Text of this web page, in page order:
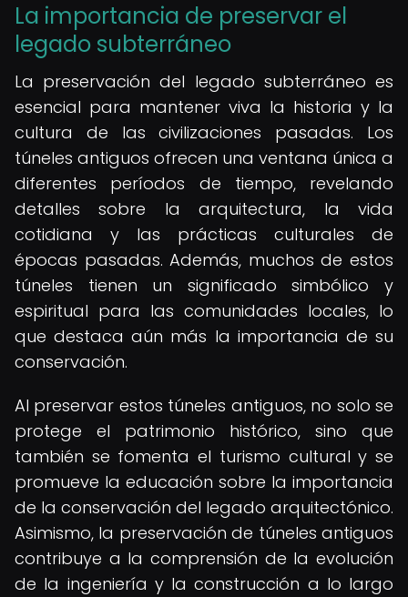
La importancia de preservar el
legado subterráneo
La preservación del legado subterráneo es
esencial para mantener viva la historia y la
cultura de las civilizaciones pasadas. Los
túneles antiguos ofrecen una ventana única a
diferentes períodos de tiempo, revelando
detalles sobre la arquitectura, la vida
cotidiana y las prácticas culturales de
épocas pasadas. Además, muchos de estos
túneles tienen un significado simbólico y
espiritual para las comunidades locales, lo
que destaca aún más la importancia de su
conservación.
Al preservar estos túneles antiguos, no solo se
protege el patrimonio histórico, sino que
también se fomenta el turismo cultural y se
promueve la educación sobre la importancia
de la conservación del legado arquitectónico.
Asimismo, la preservación de túneles antiguos
contribuye a la comprensión de la evolución
de la ingeniería y la construcción a lo largo